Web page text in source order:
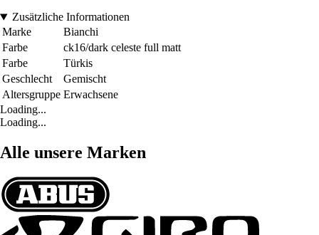
Zusätzliche Informationen
Marke
Bianchi
Farbe
ck16/dark celeste full matt
Farbe
Türkis
Geschlecht
Gemischt
Altersgruppe Erwachsene
Loading...
Loading...
Alle unsere Marken